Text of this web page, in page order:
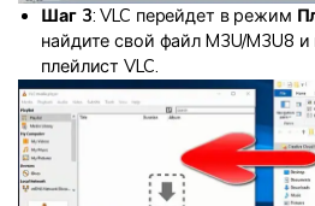
Шаг 3: VLC перейдет в режим
найдите свой файл M3U/M3U8
плейлист VLC.